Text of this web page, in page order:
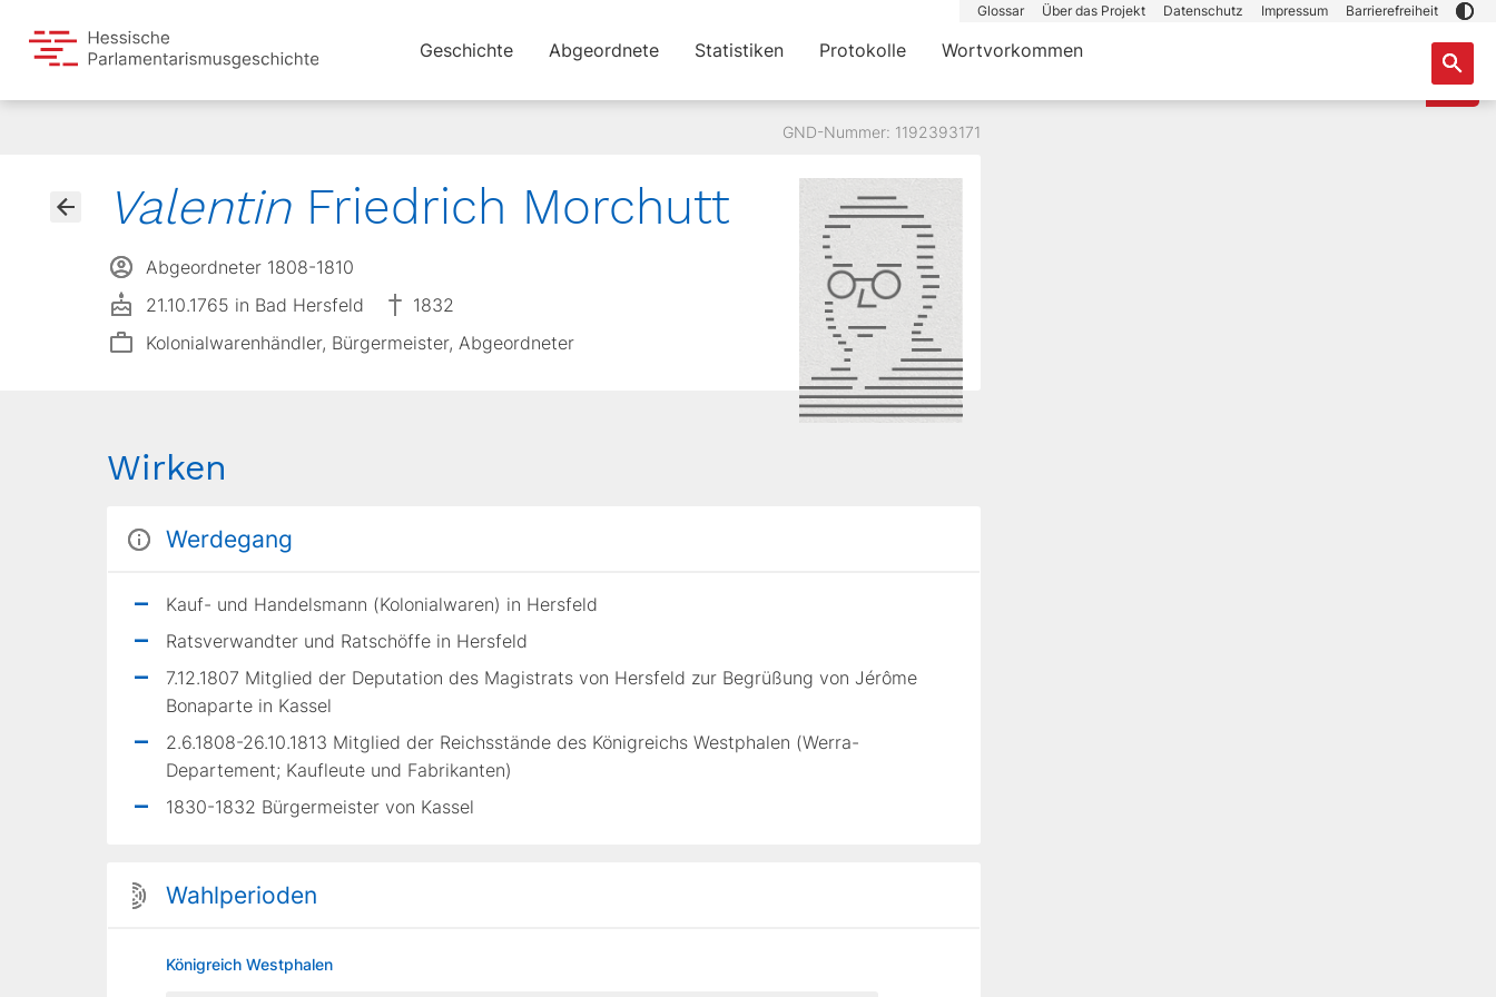
Glossar Über das Projekt Datenschutz Impressum Barrierefreiheit
Geschichte Abgeordnete Statistiken Protokolle Wortvorkommen
GND-Nummer: 1192393171
ValentinFriedrich Morchutt
Abgeordneter 1808-1810
21.10.1765 in Bad Hersfeld
1832
Kolonialwarenhändler, Bürgermeister, Abgeordneter
Wirken
Werdegang
Kauf- und Handelsmann (Kolonialwaren) in Hersfeld
Ratsverwandter und Ratschöffe in Hersfeld
7.12.1807 Mitglied der Deputation des Magistrats von Hersfeld zur Begrüßung von Jérôme
Bonaparte in Kassel
2.6.1808-26.10.1813 Mitglied der Reichsstände des Königreichs Westphalen (Werra-
Departement; Kaufleute und Fabrikanten)
1830-1832 Bürgermeister von Kassel
Wahlperioden
Königreich Westphalen